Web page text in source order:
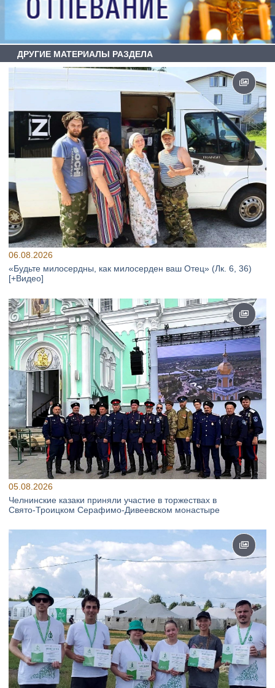
ДРУГИЕ МАТЕРИАЛЫ РАЗДЕЛА
06.08.2026
«Будьте милосердны, как милосерден ваш Отец» (Лк. 6, 36)
[+Видео]
05.08.2026
Челнинские казаки приняли участие в торжествах в
Свято‑Троицком Серафимо‑Дивеевском монастыре